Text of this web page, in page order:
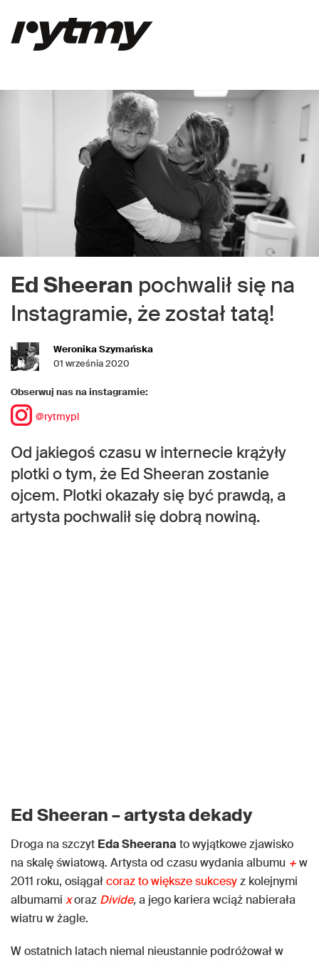
Ed Sheeran pochwalił się na
Instagramie, że został tatą!
Weronika Szymańska
01 września 2020
Obserwuj nas na instagramie:
@rytmypl
Od jakiegoś czasu w internecie krążyły
plotki o tym, że Ed Sheeran zostanie
ojcem. Plotki okazały się być prawdą, a
artysta pochwalił się dobrą nowiną.
Ed Sheeran – artysta dekady
Droga na szczyt Eda Sheerana to wyjątkowe zjawisko
na skalę światową. Artysta od czasu wydania albumu +w
2011 roku, osiągałcoraz to większe sukcesyz kolejnymi
albumami xoraz Divide,a jego kariera wciąż nabierała
wiatru w żagle.
W ostatnich latach niemal nieustannie podróżował w